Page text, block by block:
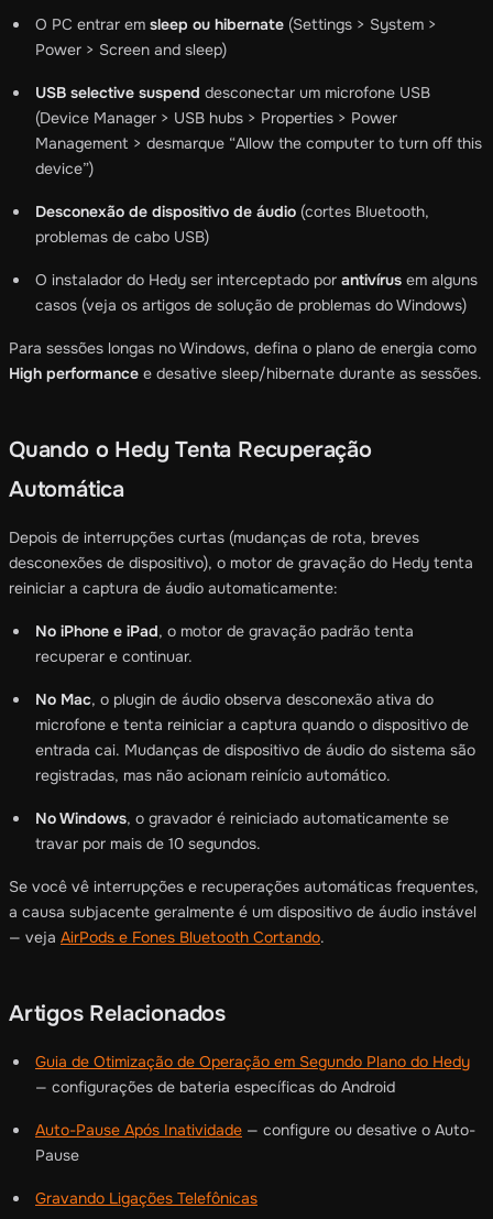
O PC entrar em sleep ou hibernate (Settings > System >
Power > Screen and sleep)
USB selective suspend desconectar um microfone USB
(Device Manager > USB hubs > Properties > Power
Management > desmarque “Allow the computer to turn off this
device”)
Desconexão de dispositivo de áudio (cortes Bluetooth,
problemas de cabo USB)
O instalador do Hedy ser interceptado por antivírus em alguns
casos (veja os artigos de solução de problemas do Windows)
Para sessões longas no Windows, defina o plano de energia como
High performance e desative sleep/hibernate durante as sessões.
Quando o Hedy Tenta Recuperação
Automática
Depois de interrupções curtas (mudanças de rota, breves
desconexões de dispositivo), o motor de gravação do Hedy tenta
reiniciar a captura de áudio automaticamente:
No iPhone e iPad, o motor de gravação padrão tenta
recuperar e continuar.
No Mac, o plugin de áudio observa desconexão ativa do
microfone e tenta reiniciar a captura quando o dispositivo de
entrada cai. Mudanças de dispositivo de áudio do sistema são
registradas, mas não acionam reinício automático.
No Windows, o gravador é reiniciado automaticamente se
travar por mais de 10 segundos.
Se você vê interrupções e recuperações automáticas frequentes,
a causa subjacente geralmente é um dispositivo de áudio instável
— veja AirPods e Fones Bluetooth Cortando.
Artigos Relacionados
Guia de Otimização de Operação em Segundo Plano do Hedy
— configurações de bateria específicas do Android
Auto-Pause Após Inatividade — configure ou desative o Auto-
Pause
Gravando Ligações Telefônicas